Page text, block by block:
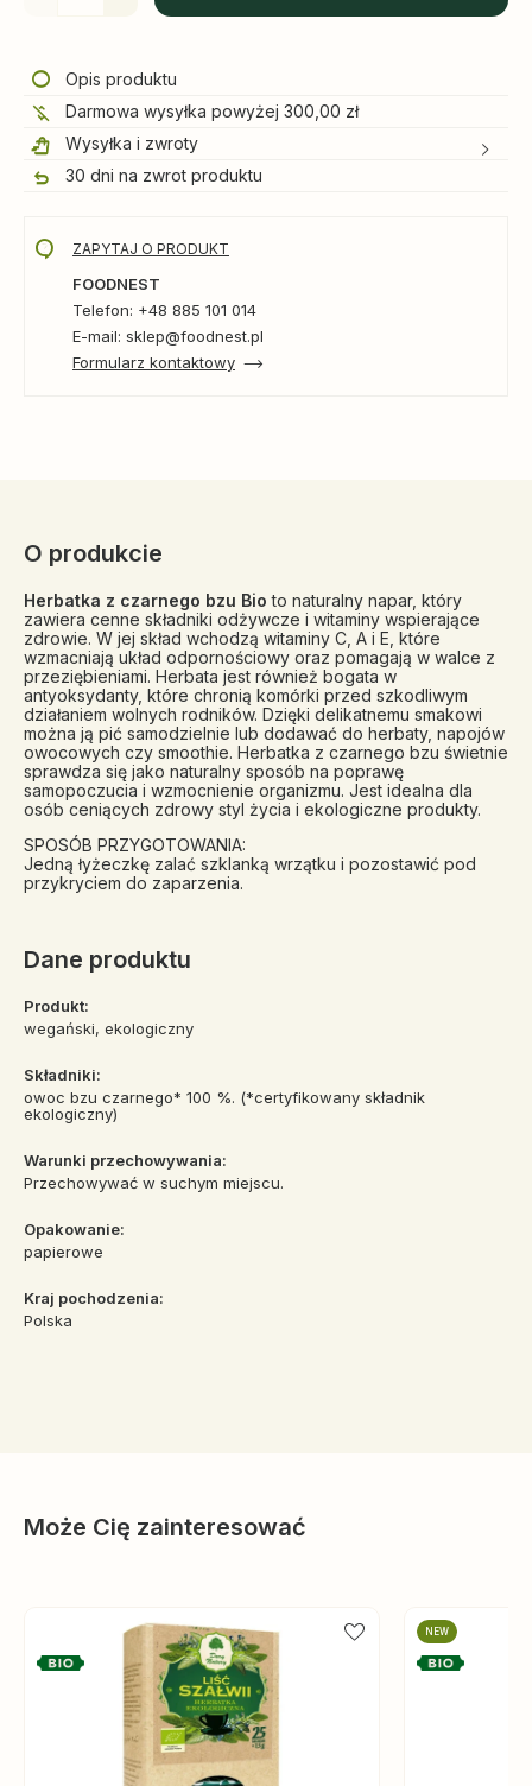
Opis produktu
Darmowa wysyłka powyżej 300,00 zł
Wysyłka i zwroty
30 dni na zwrot produktu
ZAPYTAJ O PRODUKT
FOODNEST
Telefon: +48 885 101 014
E-mail: sklep@foodnest.pl
Formularz kontaktowy
O produkcie
Herbatka z czarnego bzu Bio to naturalny napar, który
zawiera cenne składniki odżywcze i witaminy wspierające
zdrowie. W jej skład wchodzą witaminy C, A i E, które
wzmacniają układ odpornościowy oraz pomagają w walce z
przeziębieniami. Herbata jest również bogata w
antyoksydanty, które chronią komórki przed szkodliwym
działaniem wolnych rodników. Dzięki delikatnemu smakowi
można ją pić samodzielnie lub dodawać do herbaty, napojów
owocowych czy smoothie. Herbatka z czarnego bzu świetnie
sprawdza się jako naturalny sposób na poprawę
samopoczucia i wzmocnienie organizmu. Jest idealna dla
osób ceniących zdrowy styl życia i ekologiczne produkty.
SPOSÓB PRZYGOTOWANIA:
Jedną łyżeczkę zalać szklanką wrzątku i pozostawić pod
przykryciem do zaparzenia.
Dane produktu
Produkt:
wegański, ekologiczny
Składniki:
owoc bzu czarnego* 100 %. (*certyfikowany składnik
ekologiczny)
Warunki przechowywania:
Przechowywać w suchym miejscu.
Opakowanie:
papierowe
Kraj pochodzenia:
Polska
Może Cię zainteresować
NEW